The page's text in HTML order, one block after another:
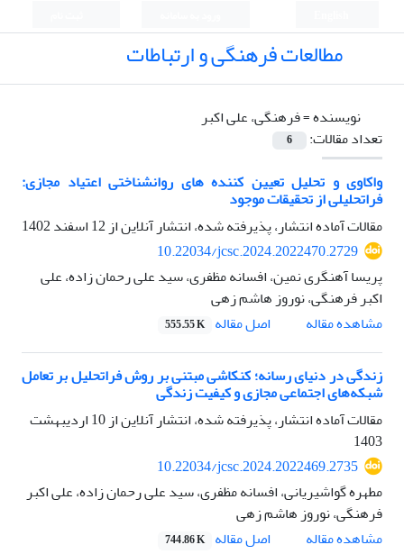
مطالعات فرهنگی و ارتباطات
نویسنده =فرهنگی، علی اکبر
تعداد مقالات:
6
واکاوی و تحلیل تعیین کننده های روانشناختی اعتیاد مجازی:
فراتحلیلی از تحقیقات موجود
مقالات آماده انتشار، پذیرفته شده، انتشار آنلاین از12 اسفند 1402
10.22034/jcsc.2024.2022470.2729
پریسا آهنگری نمین، افسانه مظفری، سید علی رحمان زاده، علی
اکبر فرهنگی، نوروز هاشم زهی
مشاهده مقاله
اصل مقاله 555.55 K
زندگی در دنیای رسانه؛ کنکاشی مبتنی بر روش فراتحلیل بر تعامل
شبکه‌های اجتماعی مجازی و کیفیت زندگی
مقالات آماده انتشار، پذیرفته شده، انتشار آنلاین از
10 اردیبهشت
1403
10.22034/jcsc.2024.2022469.2735
مطهره گواشیریانی، افسانه مظفری، سید علی رحمان زاده، علی اکبر
فرهنگی، نوروز هاشم زهی
مشاهده مقاله
اصل مقاله 744.86 K